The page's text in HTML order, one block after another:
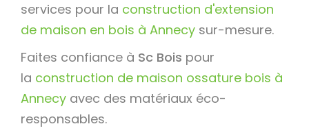
services pour la construction d'extension
de maison en bois à Annecy sur-mesure.
Faites confiance à Sc Bois pour
la construction de maison ossature bois à
Annecy avec des matériaux éco-
responsables.